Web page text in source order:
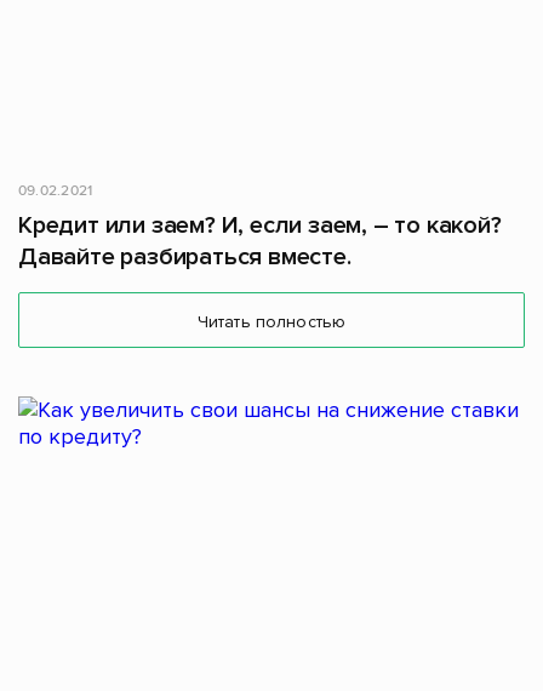
09.02.2021
Кредит или заем? И, если заем, – то какой?
Давайте разбираться вместе.
Читать полностью